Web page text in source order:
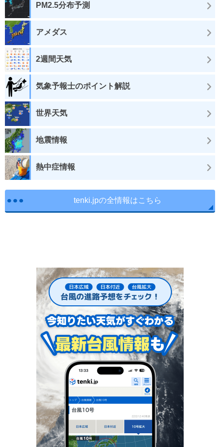
PM2.5分布予測
アメダス
2週間天気
気象予報士のポイント解説
世界天気
地震情報
熱中症情報
tenki.jpの全情報はこちら